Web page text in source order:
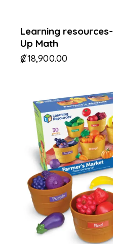
Learning
Up Math
₡18,900.00